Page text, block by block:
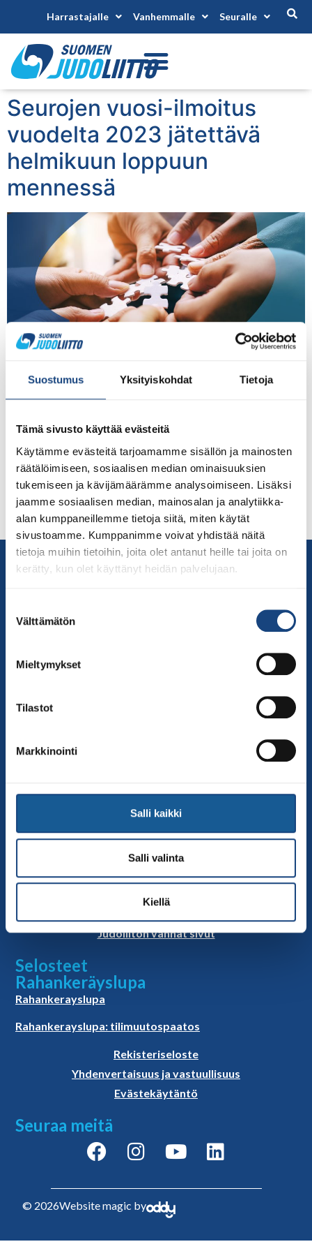
Suostumus Yksityiskohdat Tietoja
Tämä sivusto käyttää evästeitä
Käytämme evästeitä tarjoamamme sisällön ja mainosten
räätälöimiseen, sosiaalisen median ominaisuuksien
tukemiseen ja kävijämäärämme analysoimiseen. Lisäksi
jaamme sosiaalisen median, mainosalan ja analytiikka-
alan kumppaneillemme tietoja siitä, miten käytät
sivustoamme. Kumppanimme voivat yhdistää näitä
tietoja muihin tietoihin, joita olet antanut heille tai joita on
kerätty, kun olet käyttänyt heidän palvelujaan.
valinta
Välttämätön
Mieltymykset
Tilastot
Markkinointi
Salli kaikki
Salli valinta
Kiellä
Harrastajalle Vanhemmalle Seuralle
Seurojen vuosi-ilmoitus
vuodelta 2023 jätettävä
helmikuun loppuun
mennessä
Seuratyö on yksi Suomen Judoliiton tärkeimmistä
kasvattamaan harrastajamääriä ja nostamaan tekemisen
laatua. Perustana toimii johdonmukainen tiedonkeruu
pohjana liiton tekemille avustushakemuksille, joten saatu
tieto on ensiarvoisen tärkeää. Judoliiton sääntöjen
mukaan 11§: Liitto kerää tietoja jäsenseurojen
toiminnasta vuosittain vuosi-ilmoituksella. Vuosi-
ilmoituksessa kysytään jäsenseuran yhteystiedot sekä
muita Liiton […]
Yhteystiedot
Tapahtumakalenteri
Linkkejä
Judoliiton vanhat sivut
Selosteet
Rahankeräyslupa
Rahankerayslupa
Rahankerayslupa: tilimuutospaatos
Rekisteriseloste
Yhdenvertaisuus ja vastuullisuus
Evästekäytäntö
Seuraa meitä
© 2026Website magic by